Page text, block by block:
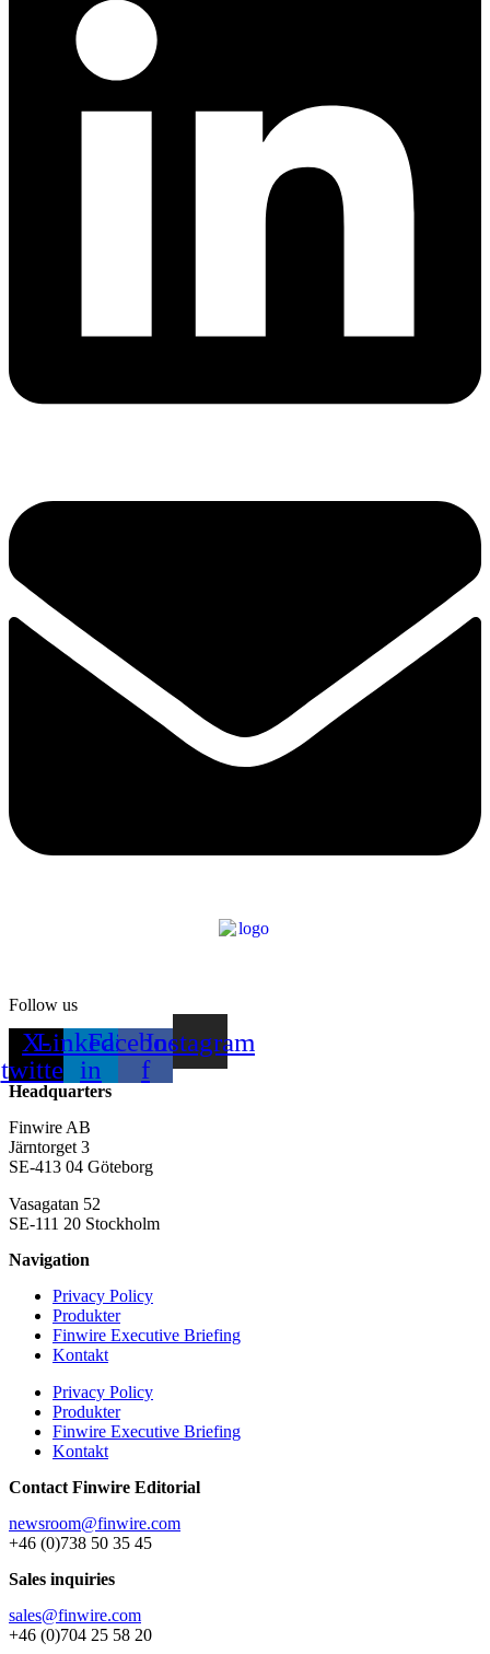
Follow us
X-
twitter
Linkedin-
in
Facebook-
f
Instagram
Headquarters
Finwire AB
Järntorget 3
SE-413 04 Göteborg
Vasagatan 52
SE-111 20 Stockholm
Navigation
Privacy Policy
Produkter
Finwire Executive Briefing
Kontakt
Privacy Policy
Produkter
Finwire Executive Briefing
Kontakt
Contact Finwire Editorial
newsroom@finwire.com
+46 (0)738 50 35 45
Sales inquiries
sales@finwire.com
+46 (0)704 25 58 20